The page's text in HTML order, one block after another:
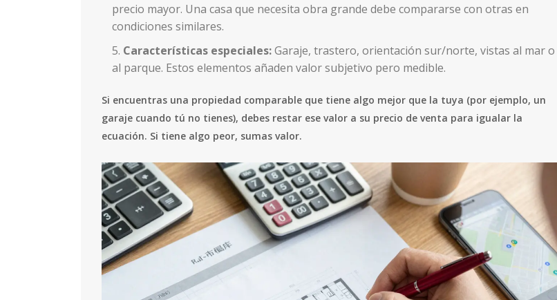
precio mayor. Una casa que necesita obra grande debe compararse con otras en
condiciones similares.
Características especiales:Garaje, trastero, orientación sur/norte, vistas al mar o
al parque. Estos elementos añaden valor subjetivo pero medible.
Si encuentras una propiedad comparable que tiene algo mejor que la tuya (por ejemplo, un
garaje cuando tú no tienes), debes restar ese valor a su precio de venta para igualar la
ecuación. Si tiene algo peor, sumas valor.